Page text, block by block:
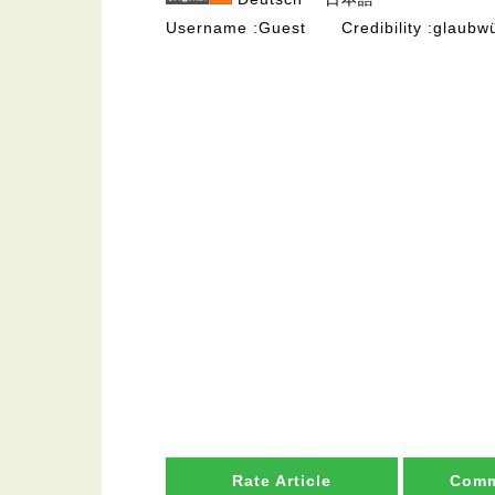
Username
Guest Credibility
Rate Article